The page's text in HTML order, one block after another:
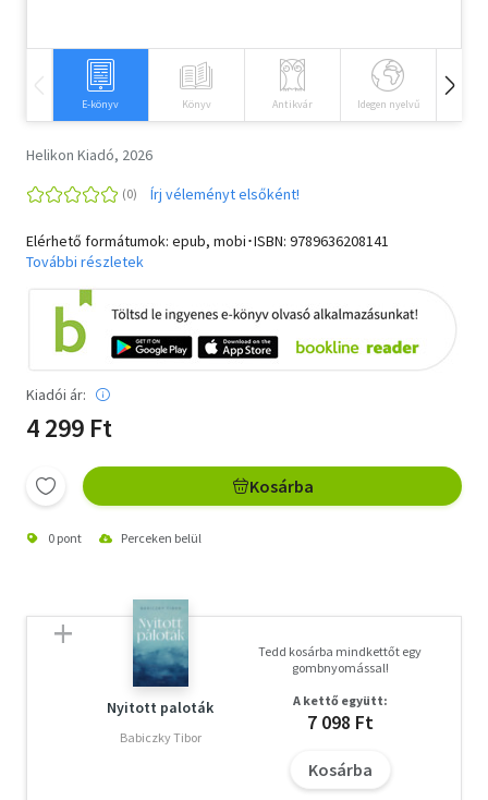
E-könyv Könyv Antikvár Idegen nyelvű
Helikon Kiadó, 2026
Írj véleményt elsőként!
Elérhető formátumok: epub, mobi･ISBN: 9789636208141
További részletek
Kiadói ár:
4 299 Ft
Kosárba
0 pont Perceken belül
Nyitott paloták
Babiczky Tibor
Tedd kosárba mindkettőt egy
gombnyomással!
A kettő együtt:
7 098 Ft
Kosárba